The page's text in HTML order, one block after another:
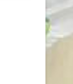
facebook